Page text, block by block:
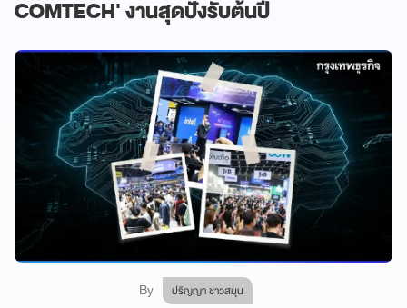
COMTECH' งานสุดปังรับต้นปี
By ปริญญา ชาวสมุน